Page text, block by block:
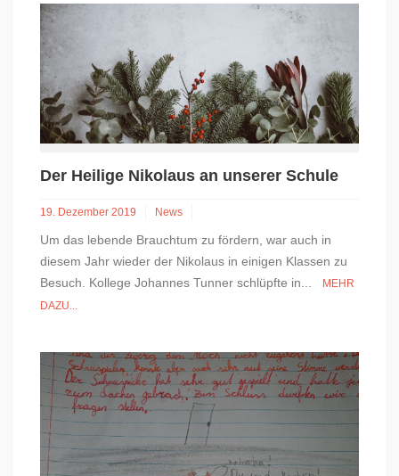
Der Heilige Nikolaus an unserer Schule
19. Dezember 2019 News
Um das lebende Brauchtum zu fördern, war auch in
diesem Jahr wieder der Nikolaus in einigen Klassen zu
Besuch. Kollege Johannes Tunner schlüpfte in...
MEHR
DAZU...